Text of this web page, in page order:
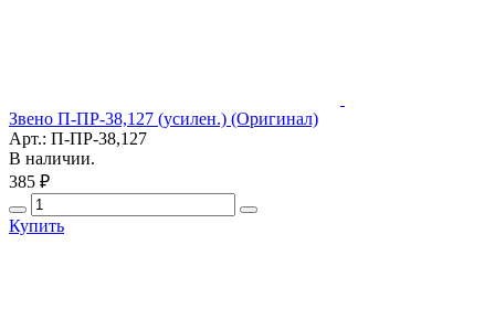
Звено П-ПР-38,127 (усилен.) (Оригинал)
Арт.: П-ПР-38,127
В наличии.
385 ₽
Купить